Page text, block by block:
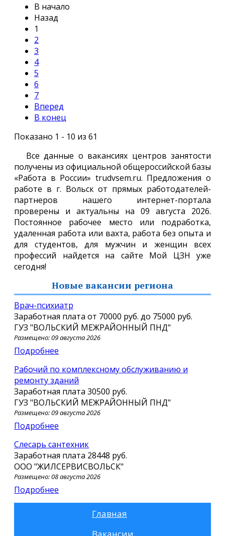
В начало
Назад
1
2
3
4
5
6
7
Вперед
В конец
Показано 1 - 10 из 61
Все данные о вакансиях центров занятости
получены из официальной общероссийской базы
«Работа в России» trudvsem.ru. Предложения о
работе в г. Вольск от прямых работодателей-
партнеров нашего интернет-портала
проверены и актуальны на 09 августа 2026.
Постоянное рабочее место или подработка,
удаленная работа или вахта, работа без опыта и
для студентов, для мужчин и женщин всех
профессий найдется на сайте Мой ЦЗН уже
сегодня!
Новые вакансии региона
Врач-психиатр
Заработная плата от 70000 руб. до 75000 руб.
ГУЗ "ВОЛЬСКИЙ МЕЖРАЙОННЫЙ ПНД"
Размещено: 09 августа 2026
Подробнее
Рабочий по комплексному обслуживанию и
ремонту зданий
Заработная плата 30500 руб.
ГУЗ "ВОЛЬСКИЙ МЕЖРАЙОННЫЙ ПНД"
Размещено: 09 августа 2026
Подробнее
слесарь сантехник
Заработная плата 28448 руб.
ООО "ЖИЛСЕРВИСВОЛЬСК"
Размещено: 08 августа 2026
Подробнее
Главная
Вакансии